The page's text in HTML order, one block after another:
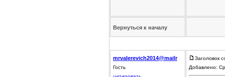
Вернуться к началу
mrvalerevich2014@mailr
Гость
Заголовок
Добавлено: